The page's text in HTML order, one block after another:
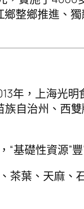
整鄉推進、
年，上海光
自治州、西
基礎性資源”
茶葉、天麻、